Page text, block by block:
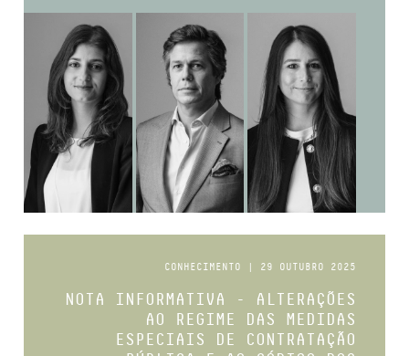
CONHECIMENTO | 29 OUTUBRO 2025
NOTA INFORMATIVA - ALTERAÇÕES
AO REGIME DAS MEDIDAS
ESPECIAIS DE CONTRATAÇÃO